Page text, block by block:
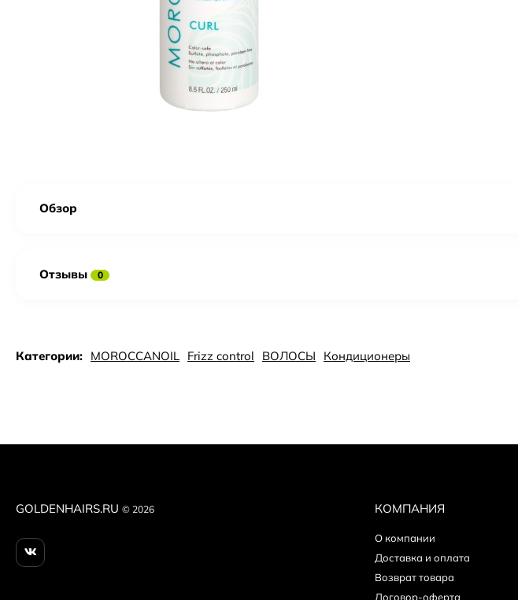
Обзор
Отзывы 0
Категории: MOROCCANOIL Frizz control ВОЛОСЫ Кондиционеры
GOLDENHAIRS.RU © 2026 КОМПАНИЯ
О компании
Доставка и оплата
Возврат товара
Договор-оферта